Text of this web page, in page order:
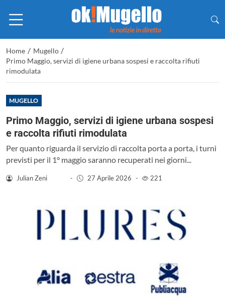
Home / Mugello /
Primo Maggio, servizi di igiene urbana sospesi e raccolta rifiuti
rimodulata
MUGELLO
Primo Maggio, servizi di igiene urbana sospesi
e raccolta rifiuti rimodulata
Per quanto riguarda il servizio di raccolta porta a porta, i turni
previsti per il 1° maggio saranno recuperati nei giorni...
Julian Zeni - 27 Aprile 2026 - 221